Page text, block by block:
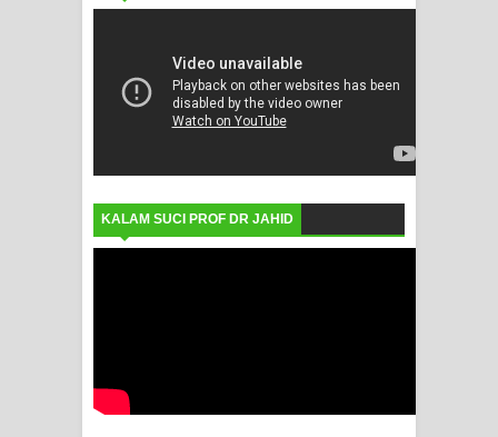
KALAM SUCI PROF DR JAHID